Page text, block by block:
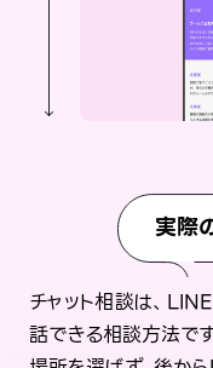
実際
チャット相談は、
話できる相談方法です